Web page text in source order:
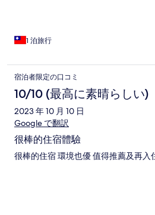
1 泊旅行
宿泊者限定の口コミ
10/10 (最高に素晴らしい)
2023 年 10 月 10 日
Google で翻訳
很棒的住宿體驗
很棒的住宿 環境也優 值得推薦及再